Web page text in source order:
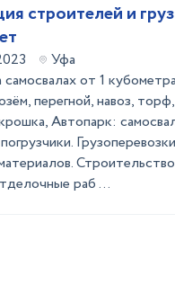
строителей и
Уфа
от 1
перегной, навоз,
Автопарк:
раб ...